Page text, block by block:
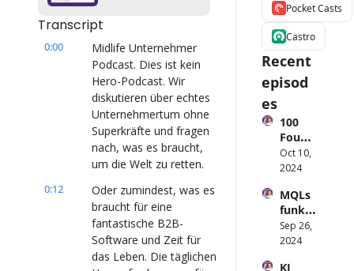
Transcript
0:00
Midlife Unternehmer
Podcast. Dies ist kein
Hero-Podcast. Wir
diskutieren über echtes
Unternehmertum ohne
Superkräfte und fragen
nach, was es braucht,
um die Welt zu retten.
0:12
Oder zumindest, was es
braucht für eine
fantastische B2B-
Software und Zeit für
das Leben. Die täglichen
Pocket Casts
Castro
Recent
episod
es
100
Found
ers, 1
Linke
Forme
l – die
gehei
me
Oct 10,
2024
MQLs
funkti
oniere
n
Sep 26,
2024
KI